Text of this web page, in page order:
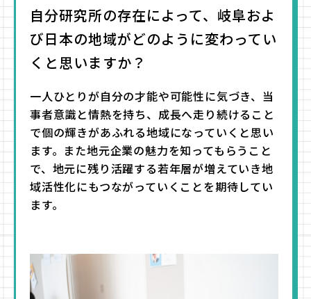
自分研究所の存在によって、岐阜およ
び日本の地域がどのように変わってい
くと思いますか？
一人ひとりが自分の才能や可能性に気づき、当
事者意識と情熱を持ち、成長へ走り続けること
で個の輝きがあふれる地域になっていくと思い
ます。また地元企業の魅力を知ってもらうこと
で、地元に残り活躍する若年層が増えていき地
域活性化にもつながっていくことを期待してい
ます。